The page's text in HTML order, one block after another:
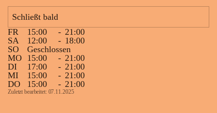
Schließt bald
FR
15:00 - 21:00
SA
12:00 - 18:00
SO
Geschlossen
MO 15:00 - 21:00
DI
17:00 - 21:00
MI
15:00 - 21:00
DO
15:00 - 21:00
Zuletzt bearbeitet: 07.11.2025